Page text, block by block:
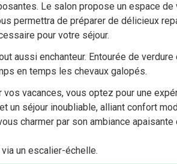
Le salon propose un espace de
permettra de préparer de délicieux
pour votre séjour.
aussi enchanteur. Entourée de
en temps les chevaux galopés.
vacances, vous optez pour une
un séjour inoubliable, alliant confort
charmer par son ambiance
un escalier-échelle.